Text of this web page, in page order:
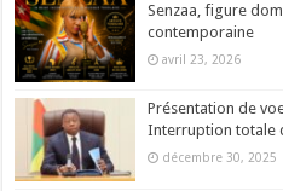
Senzaa, figure
contemporaine
avril 23, 2026
Présentation de
Interruption totale
décembre 30, 2025